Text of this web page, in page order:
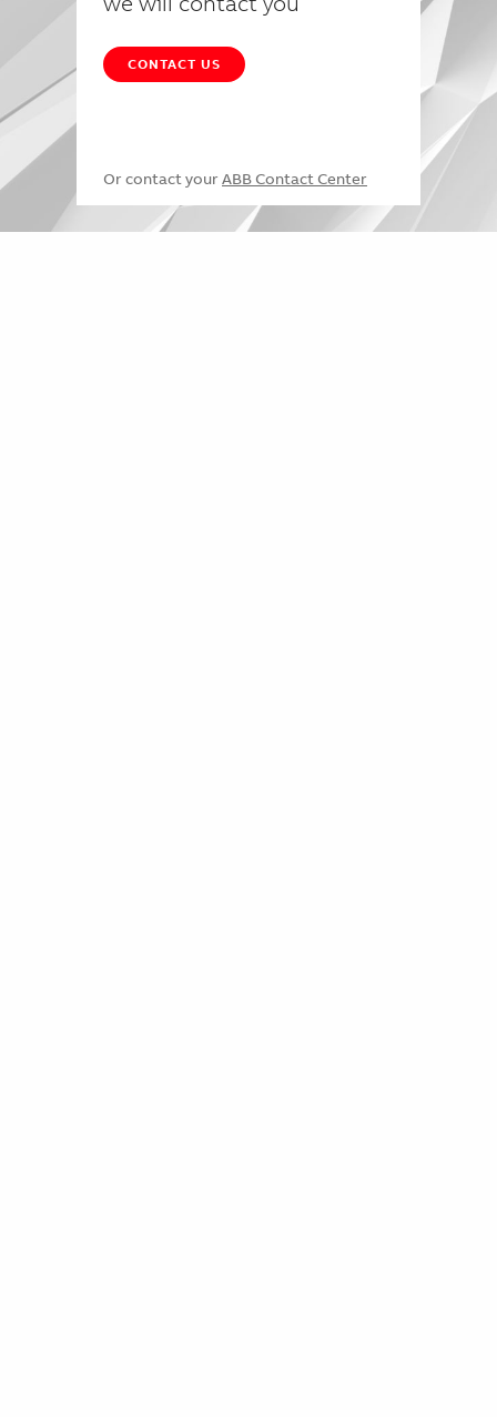
CONTACT US
Or contact your ABB Contact Center